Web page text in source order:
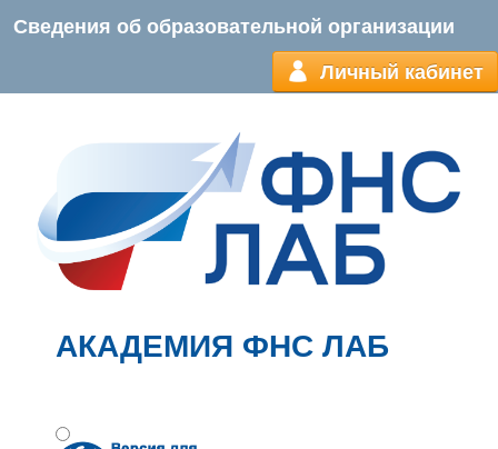
Сведения об образовательной организации
Личный кабинет
АКАДЕМИЯ ФНС ЛАБ